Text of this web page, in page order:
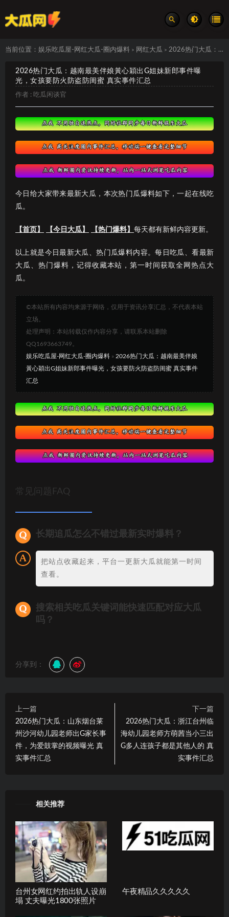
当前位置： 娱乐吃瓜屋-网红大瓜-圈内爆料 > 网红大瓜 > 2026热门大瓜：越南最美伴娘黃心穎出G姐妹新郎事件曝光，女孩要防火防盗防闺蜜 真实事件汇总
2026热门大瓜：越南最美伴娘黃心穎出G姐妹新郎事件曝
光，女孩要防火防盗防闺蜜 真实事件汇总
作者 : 吃瓜闲谈官
今日给大家带来最新大瓜，本次热门瓜爆料如下，一起在线吃
瓜。
【首页】 【今日大瓜】 【热门爆料】 每天都有新鲜内容更新。
以上就是今日最新大瓜、热门瓜爆料内容。每日吃瓜、看最新
大瓜、热门爆料，记得收藏本站，第一时间获取全网热点大
瓜。
©本站所有内容均来源于网络，仅用于资讯分享汇总，不代表本站
立场。
处理声明：本站转载仅作内容分享，请联系本站删除
QQ1693663749。
娱乐吃瓜屋-网红大瓜-圈内爆料 » 2026热门大瓜：越南最美伴娘
黃心穎出G姐妹新郎事件曝光，女孩要防火防盗防闺蜜 真实事件
汇总
常见问题FAQ
长期追瓜怎么不错过最新实时爆料？
把站点收藏起来，平台一更新大瓜就能第一时间
查看。
搜索相关吃瓜关键词能快速匹配对应大瓜
吗？
分享到：
上一篇
2026热门大瓜：山东烟台莱
州沙河幼儿园老师出G家长事
件，为爱鼓掌的视频曝光 真
实事件汇总
下一篇
2026热门大瓜：浙江台州临
海幼儿园老师方萌茜当小三出
G多人连孩子都是其他人的 真
实事件汇总
相关推荐
台州女网红约拍出轨人设崩
塌 丈夫曝光1800张照片
午夜精品久久久久久